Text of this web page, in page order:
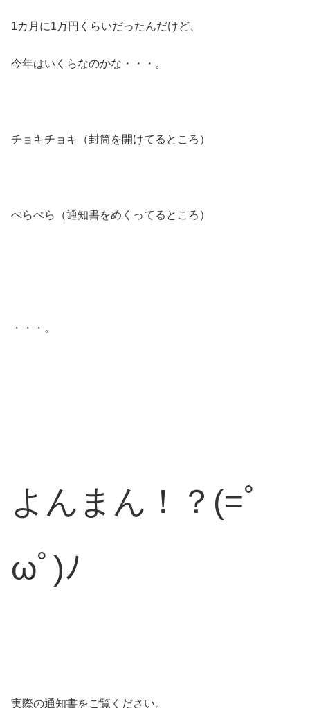
1カ月に1万円くらいだったんだけど、
今年はいくらなのかな・・・。
チョキチョキ（封筒を開けてるところ）
ぺらぺら（通知書をめくってるところ）
・・・。
よんまん！？(=ﾟ
ωﾟ)ﾉ
実際の通知書をご覧ください。